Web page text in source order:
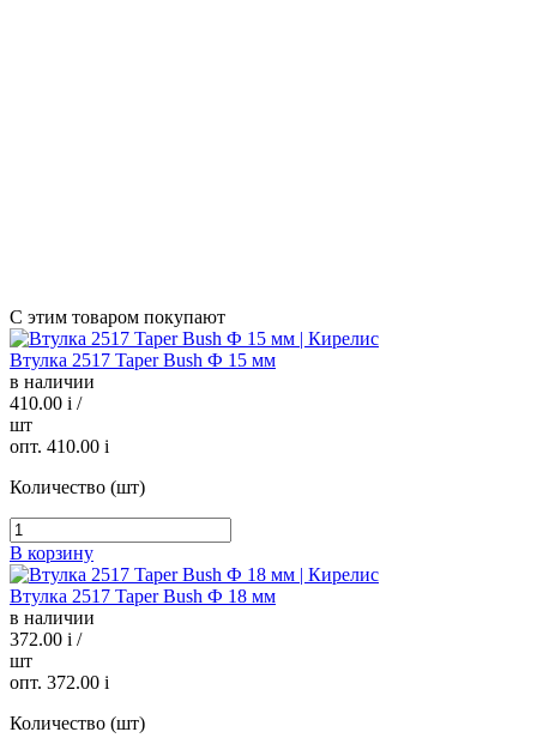
С этим товаром покупают
Втулка 2517 Taper Bush Ф 15 мм
в наличии
410.00 i /
шт
опт. 410.00 i
Количество (шт)
В корзину
Втулка 2517 Taper Bush Ф 18 мм
в наличии
372.00 i /
шт
опт. 372.00 i
Количество (шт)